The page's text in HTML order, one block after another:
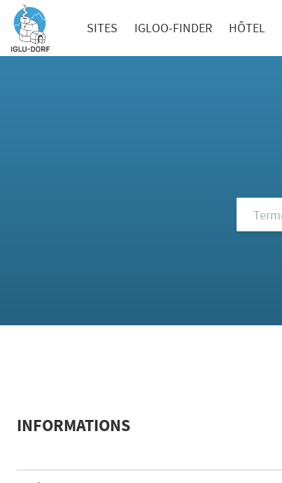
SITES IGLOO-FINDER HÔTEL
INFORMATIONS